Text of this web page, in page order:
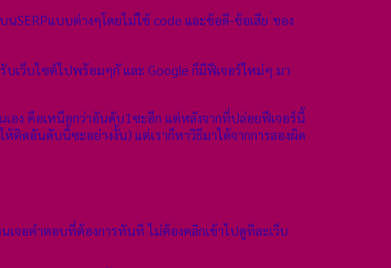
แบบต่างๆโดยไม่ใช้ code และข้อดี-ข้อเสีย ่ของ
บเว็บไซต์ไปพร้อมๆกั และ Google ก็มีฟีเจอร์ใหม่ๆ มา
อง คือเหนือกว่าอันดับ1ซะอีก แต่หลังจากที่ปล่อยฟีเจอร์นี้
ติดอันดับนี้ซะอย่างงั้น) แต่เราก็หาวิธีมาได้จากการลองผิด
จอคำตอบที่ต้องการทันที ไม่ต้องคลิกเข้าไปดูทีละเว็บ